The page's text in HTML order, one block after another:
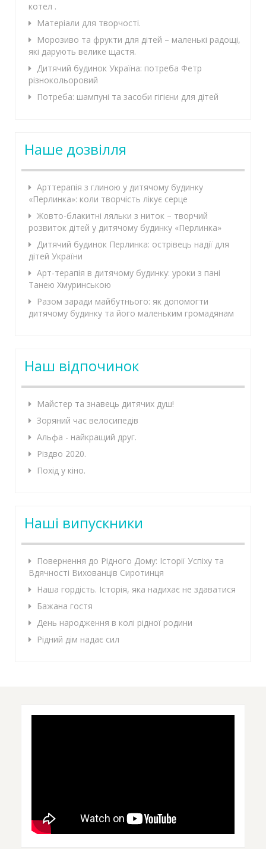
котел .
Матеріали для творчості.
Морозиво та фрукти для дітей – маленькі радощі,
які дарують велике щастя.
Дитячий будинок Україна: потреба Фетр
різнокольоровий
Потреба: шампуні та засоби гігієни для дітей
Наше дозвілля
Арттерапія з глиною у дитячому будинку
«Перлинка»: коли творчість лікує серце
Жовто-блакитні ляльки з ниток – творчий
розвиток дітей у дитячому будинку «Перлинка»
Дитячий будинок Перлинка: острівець надії для
дітей України
Арт-терапія в дитячому будинку: уроки з пані
Танею Хмуринською
Разом заради майбутнього: як допомогти
дитячому будинку та його маленьким громадянам
Наш відпочинок
Майстер та знавець дитячих душ!
Зоряний час велосипедів
Альфа - найкращий друг.
Різдво 2020.
Похід у кіно.
Наші випускники
Повернення до Рідного Дому: Історії Успіху та
Вдячності Вихованців Сиротинця
Наша гордість. Історія, яка надихає не здаватися
Бажана гостя
День народження в колі рідної родини
Рідний дім надає сил